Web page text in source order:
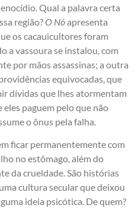
Qual a palavra certa
região?O Nóapresenta
os cacauicultores foram
a vassoura se instalou, com
por mãos assassinas; a outra
equivocadas, que
dívidas que lhes atormentam
eles paguem pelo que não
o ônus pela falha.
ficar permanentemente com
no estômago, além do
da crueldade. São histórias
cultura secular que deixou
ideia psicótica. De quem?